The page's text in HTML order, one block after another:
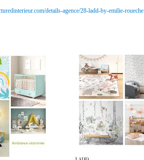
details-agence/28-ladd-by-emilie-roueche